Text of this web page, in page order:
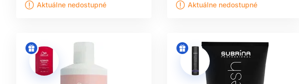
Aktuálne nedostupné Aktuálne nedostupné